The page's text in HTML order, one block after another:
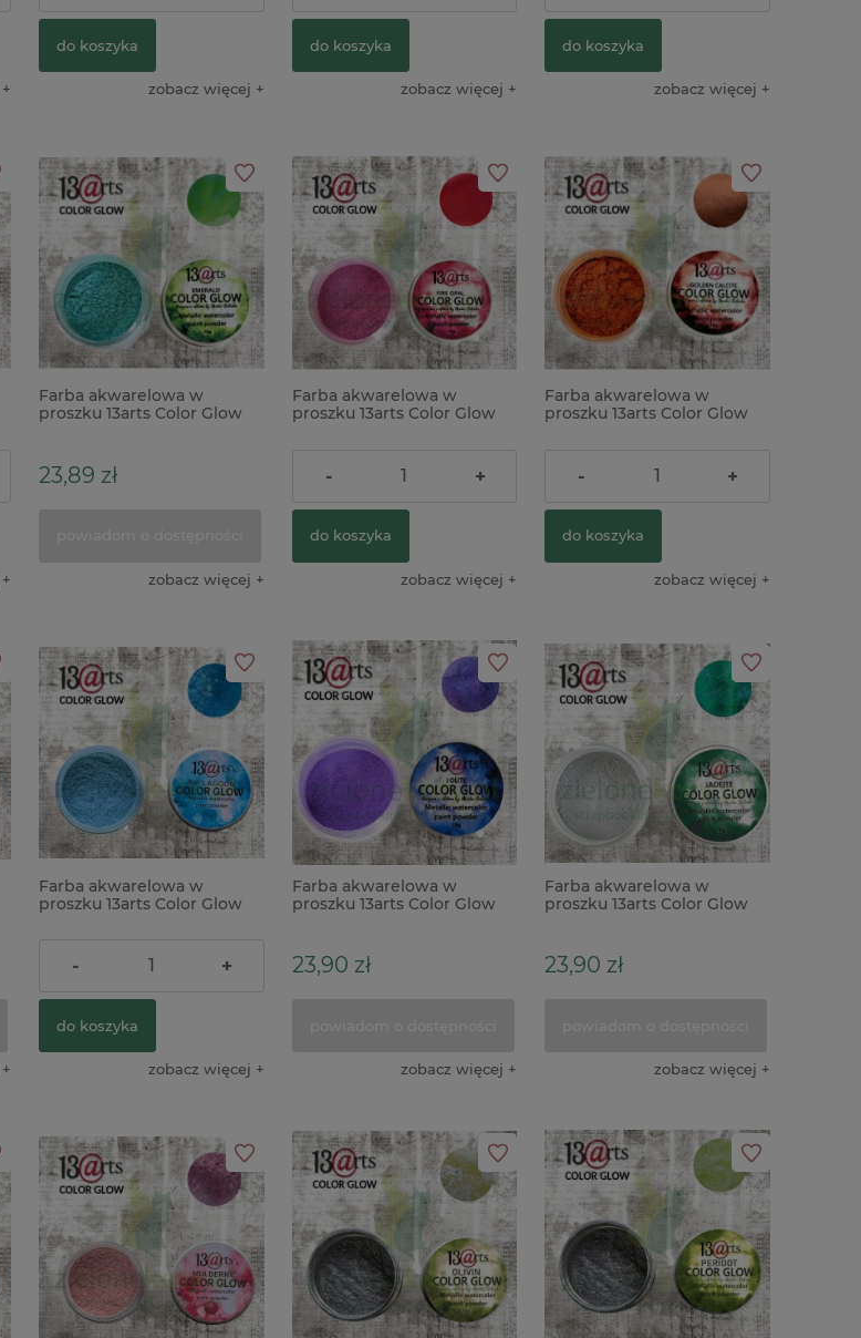
do koszyka
zobacz więcej
do koszyka
zobacz więcej
do koszyka
zobacz więcej
Farba akwarelowa w
proszku 13arts Color Glow
23,89 zł
zobacz więcej
Farba akwarelowa w
proszku 13arts Color Glow
23,90 zł
- +
do koszyka
zobacz więcej
Farba akwarelowa w
proszku 13arts Color Glow
23,90 zł
- +
do koszyka
zobacz więcej
Farba akwarelowa w
proszku 13arts Color Glow
23,90 zł
- +
do koszyka
zobacz więcej
Farba akwarelowa w
proszku 13arts Color Glow
23,90 zł
zobacz więcej
Farba akwarelowa w
proszku 13arts Color Glow
23,90 zł
zobacz więcej